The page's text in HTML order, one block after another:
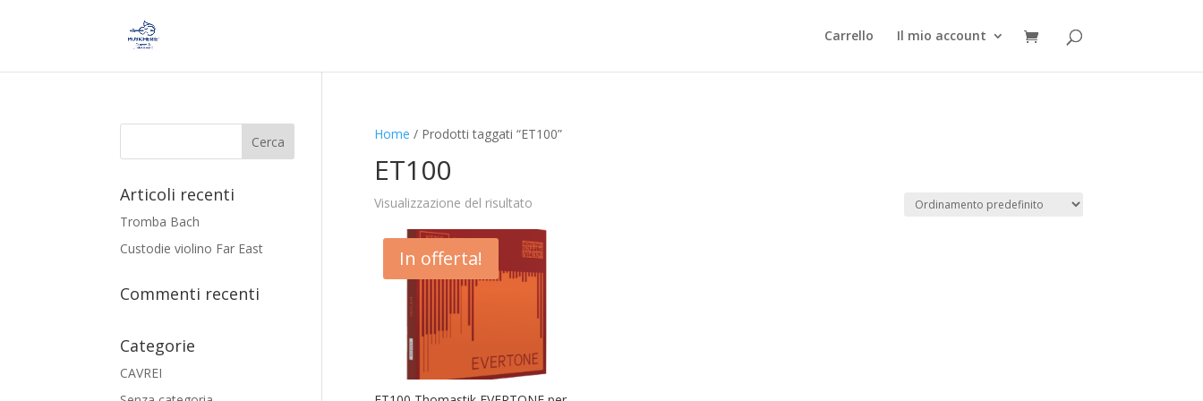
Carrello Il mio account
Home / Prodotti taggati “ET100”
ET100
Visualizzazione del risultato
In offerta!
Articoli recenti
Tromba Bach
Custodie violino Far East
Commenti recenti
Categorie
CAVREI